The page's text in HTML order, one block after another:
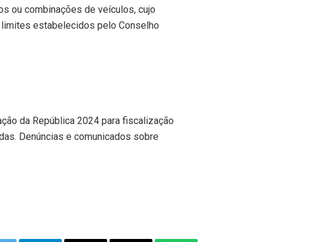
ou combinações de veículos, cujo
estabelecidos pelo Conselho
da República 2024 para fiscalização
Denúncias e comunicados sobre